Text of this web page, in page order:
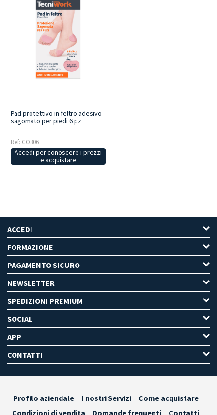
Pad protettivo in feltro adesivo
sagomato per piedi 6 pz
Ref: CO306
Accedi per conoscere i prezzi
e acquistare
ACCEDI
FORMAZIONE
PAGAMENTO SICURO
NEWSLETTER
SPEDIZIONI PREMIUM
SOCIAL
APP
CONTATTI
Profilo aziendale I nostri Servizi
Come acquistare
Condizioni di vendita
Domande frequenti Contatti